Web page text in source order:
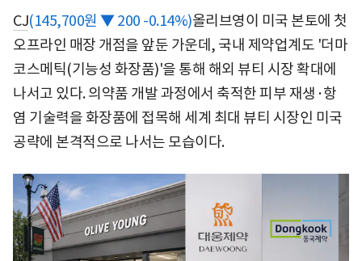
CJ(145,700원 ▼ 200 -0.14%)올리브영이 미국 본토에 첫
오프라인 매장 개점을 앞둔 가운데, 국내 제약업계도 '더마
코스메틱(기능성 화장품)'을 통해 해외 뷰티 시장 확대에
나서고 있다. 의약품 개발 과정에서 축적한 피부 재생·항
염 기술력을 화장품에 접목해 세계 최대 뷰티 시장인 미국
공략에 본격적으로 나서는 모습이다.